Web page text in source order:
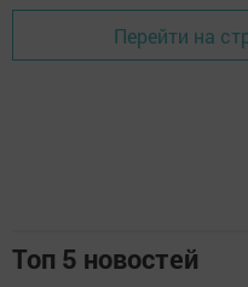
Перейти на
Топ 5 новостей